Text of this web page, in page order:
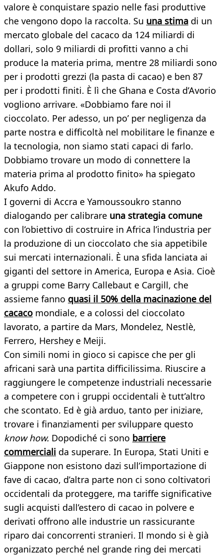
valore è conquistare spazio nelle fasi produttive
che vengono dopo la raccolta. Su una stima di un
mercato globale del cacaco da 124 miliardi di
dollari, solo 9 miliardi di profitti vanno a chi
produce la materia prima, mentre 28 miliardi sono
per i prodotti grezzi (la pasta di cacao) e ben 87
per i prodotti finiti. È lì che Ghana e Costa d’Avorio
vogliono arrivare. «Dobbiamo fare noi il
cioccolato. Per adesso, un po’ per negligenza da
parte nostra e difficoltà nel mobilitare le finanze e
la tecnologia, non siamo stati capaci di farlo.
Dobbiamo trovare un modo di connettere la
materia prima al prodotto finito» ha spiegato
Akufo Addo.
I governi di Accra e Yamoussoukro stanno
dialogando per calibrare una strategia comune
con l’obiettivo di costruire in Africa l’industria per
la produzione di un cioccolato che sia appetibile
sui mercati internazionali. È una sfida lanciata ai
giganti del settore in America, Europa e Asia. Cioè
a gruppi come Barry Callebaut e Cargill, che
assieme fanno quasi il 50% della macinazione del
cacaco mondiale, e a colossi del cioccolato
lavorato, a partire da Mars, Mondelez, Nestlè,
Ferrero, Hershey e Meiji.
Con simili nomi in gioco si capisce che per gli
africani sarà una partita difficilissima. Riuscire a
raggiungere le competenze industriali necessarie
a competere con i gruppi occidentali è tutt’altro
che scontato. Ed è già arduo, tanto per iniziare,
trovare i finanziamenti per sviluppare questo
know how. Dopodiché ci sono barriere
commerciali da superare. In Europa, Stati Uniti e
Giappone non esistono dazi sull’importazione di
fave di cacao, d’altra parte non ci sono coltivatori
occidentali da proteggere, ma tariffe significative
sugli acquisti dall’estero di cacao in polvere e
derivati offrono alle industrie un rassicurante
riparo dai concorrenti stranieri. Il mondo si è già
organizzato perché nel grande ring dei mercati